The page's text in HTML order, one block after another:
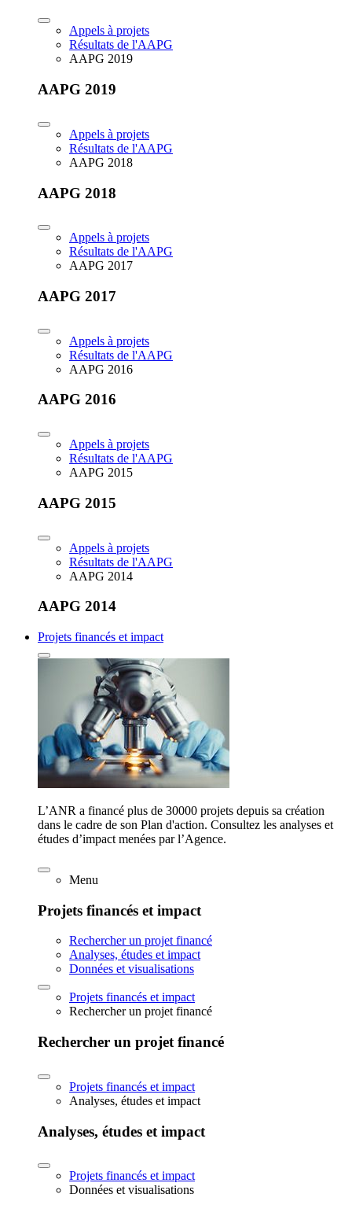
Appels à projets
Résultats de l'AAPG
AAPG 2019
AAPG 2019
Appels à projets
Résultats de l'AAPG
AAPG 2018
AAPG 2018
Appels à projets
Résultats de l'AAPG
AAPG 2017
AAPG 2017
Appels à projets
Résultats de l'AAPG
AAPG 2016
AAPG 2016
Appels à projets
Résultats de l'AAPG
AAPG 2015
AAPG 2015
Appels à projets
Résultats de l'AAPG
AAPG 2014
AAPG 2014
Projets financés et impact
L’ANR a financé plus de 30000 projets depuis sa création
dans le cadre de son Plan d'action. Consultez les analyses et
études d’impact menées par l’Agence.
Menu
Projets financés et impact
Rechercher un projet financé
Analyses, études et impact
Données et visualisations
Projets financés et impact
Rechercher un projet financé
Rechercher un projet financé
Projets financés et impact
Analyses, études et impact
Analyses, études et impact
Projets financés et impact
Données et visualisations